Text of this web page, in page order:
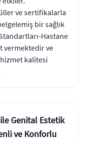
ve sertifikalarla
bir sağlık
Hastane
vermektedir ve
kalitesi
Genital Estetik
ve Konforlu